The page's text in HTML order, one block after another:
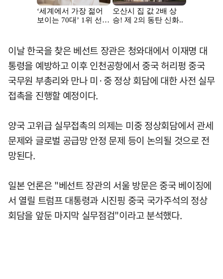
이날 한국을 찾은 베선트 장관은 청와대에서 이재명 대
통령을 예방하고 이후 인천공항에서 중국 허리펑 중국
국무원 부총리와 만나 미·중 정상 회담에 대한 사전 실무
접촉을 진행할 예정이다.
양국 고위급 실무접촉의 의제는 미중 정상회담에서 관세
문제와 글로벌 공급망 안정 문제 등이 논의될 것으로 전
망된다.
일본 언론은 "베선트 장관의 서울 방문은 중국 베이징에
서 열릴 트럼프 대통령과 시진핑 중국 국가주석의 정상
회담을 앞둔 마지막 실무점검"이라고 분석했다.